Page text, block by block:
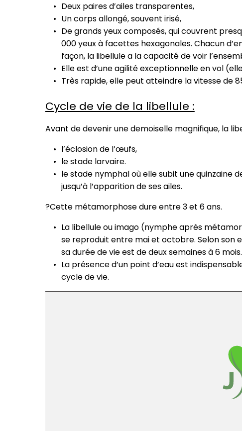
Deux paires d’ailes transparentes,
Un corps allongé, souvent irisé,
De grands yeux composés, qui couvrent
000 yeux à facettes hexagonales. Chacun
façon, la libellule a la capacité de voir
Elle est d’une agilité exceptionnelle en vol
Très rapide, elle peut atteindre la vitesse de
Cycle de vie de la libellule :
Avant de devenir une demoiselle magnifique, la
l’éclosion de l’œufs,
le stade larvaire.
le stade nymphal où elle subit une quinzaine
jusqu’à l’apparition de ses ailes.
?Cette métamorphose dure entre 3 et 6 ans.
La libellule ou imago (nymphe après
se reproduit entre mai et octobre. Selon son
sa durée de vie est de deux semaines à 6 mois.
La présence d’un point d’eau est
cycle de vie.